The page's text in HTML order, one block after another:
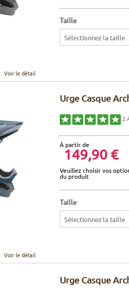
Voir le détail
Taille
Sélectionnez la taille
Urge Casque
2
Voir le détail
À partir de
149,90 €
Veuillez choisir vos
du produit
Taille
Sélectionnez la taille
Urge Casque